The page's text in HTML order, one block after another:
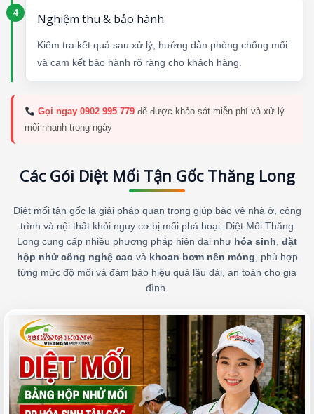
Nghiệm thu & bảo hành
Kiểm tra kết quả sau xử lý, hướng dẫn phòng chống mối
và cam kết bảo hành rõ ràng cho khách hàng.
Gọi ngay 0902 995 779để được khảo sát miễn phí và xử lý
mối nhanh trong ngày
Các Gói Diệt Mối Tận Gốc Thăng Long
Diệt mối tận gốc là giải pháp quan trọng giúp bảo vệ nhà ở, công
trình và nội thất khỏi nguy cơ bị mối phá hoại. Diệt Mối Thăng
Long cung cấp nhiều phương pháp hiện đại như hóa sinh, đặt
hộp nhử công nghệ cao và khoan bơm nền móng, phù hợp
từng mức độ mối và đảm bảo hiệu quả lâu dài, an toàn cho gia
đình.